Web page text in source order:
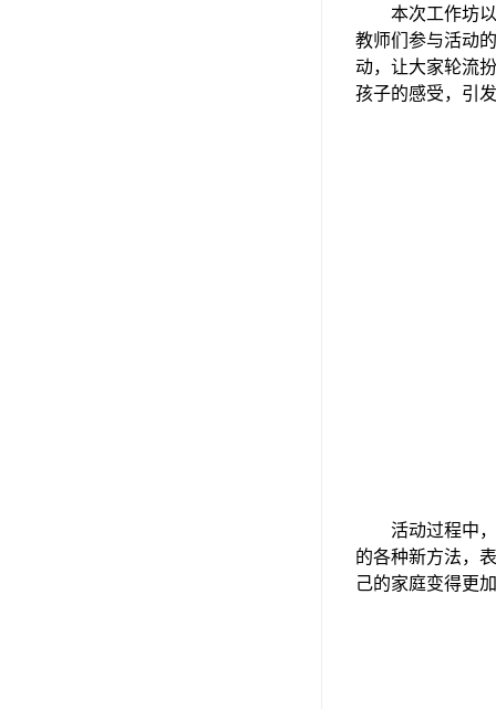
本次工作坊以
教师们参与活动
动，让大家轮流
孩子的感受，引
活动过程中
的各种新方法，
己的家庭变得更